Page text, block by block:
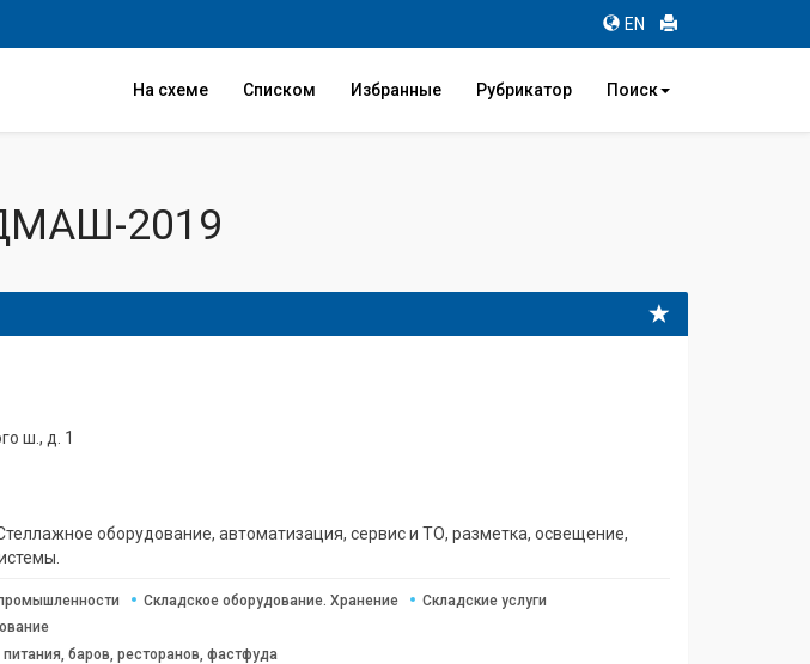
EN
На схеме Списком Избранные Рубрикатор Поиск
2019
ш., д. 1
оборудование, автоматизация, сервис и ТО, разметка, освещение,
Складское оборудование. Хранение
Складские услуги
баров, ресторанов, фастфуда